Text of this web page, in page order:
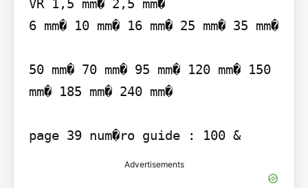
VR 1,5 mm� 2,5 mm�
6 mm� 10 mm� 16 mm� 25 mm� 35 mm�
50 mm� 70 mm� 95 mm� 120 mm� 150
mm� 185 mm� 240 mm�
page 39 num�ro guide : 100 &
Advertisements